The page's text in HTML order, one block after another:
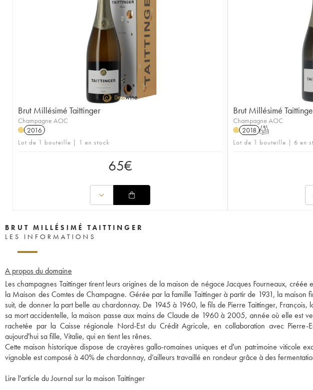
Brut Millésimé Taittinger
Champagne AOC
H 2016
Lot de 1 bouteille | 1 en stock
65€
Brut Millésimé
Champagne AOC
H 2018 T
Lot de 1 bouteille | 6 en
BRUT MILLÉSIMÉ TAITTINGER
LES INFORMATIONS
A propos du domaine
Les champagnes Taittinger tirent leurs origines de la maison de négoce Jacques Fourneaux,
la Maison des Comtes de Champagne. Gérée par la famille Taittinger à partir de 1931, la
suit, de donner la part belle au chardonnay. De 1945 à 1960, le fils de Pierre Taittinger, François,
sa mort accidentelle, la maison passe aux mains de Claude de 1960 à 2005, année où elle est
rachetée par la Caisse régionale Nord-Est du Crédit Agricole, en collaboration avec Pierre-
aujourd'hui sa fille, Vitalie, qui en tient les rênes.
Cette maison historique dispose de crayères gallo-romaines uniques et d'un patrimoine viticole
vignoble est composé à 40% de chardonnay, d’ailleurs travaillé en rondeur grâce à des
Lire l'article du Journal sur la maison Taittinger